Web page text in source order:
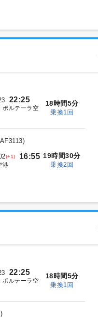
22:25
ポルテーラ空
18時間5分
乗換1回
)
(+1) 16:55
港
19時間30分
乗換2回
22:25
ポルテーラ空
18時間5分
乗換1回
)